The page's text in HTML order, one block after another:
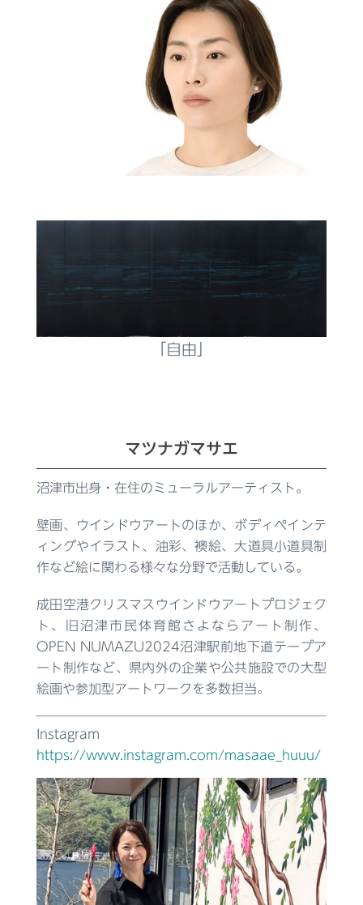
「自由」
マツナガマサエ
沼津市出身・在住のミューラルアーティスト。
壁画、ウインドウアートのほか、ボディペインテ
ィングやイラスト、油彩、襖絵、大道具小道具制
作など絵に関わる様々な分野で活動している。
成田空港クリスマスウインドウアートプロジェク
ト、旧沼津市民体育館さよならアート制作、
OPEN NUMAZU2024沼津駅前地下道テープア
ート制作など、県内外の企業や公共施設での大型
絵画や参加型アートワークを多数担当。
Instagram
https://www.instagram.com/masaae_huuu/